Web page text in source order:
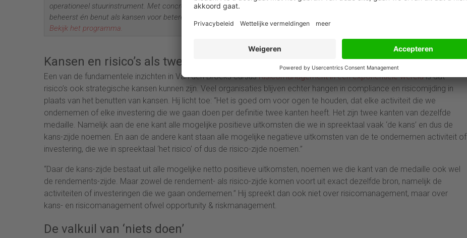
operationeel stuurinstrument. Met concrete tools, praktijkvoorbeelden en een interactieve casus ontdek je hoe je risico’s
beheerst én benut als kansen voor betere prestaties.
Bekijk het programma.
Kansen en risico’s als twee zijden van dezelfde medaille
Een van de fundamentele inzichten in Van den Broeks cursusRisicomanagement in een exponentiële wereldis dat
risico’s ook strategische kansen kunnen zijn. Veel organisaties blijven echter hangen in compliance en risicomijding in
plaats van het benutten van kansen. Hij licht toe: “Het is goed om voor ogen te houden, dat elke activiteit die we
ondernemen of elke investering die we gaan doen per definitie twee kanten heeft. Het zijn twee kanten van dezelfde
medaille. Namelijk aan de ene kant alle mogelijke positieve uitkomsten die we in spreektaal vaak ‘de kans’ en dus de
kans-zijde noemen. En aan de andere kant staan alle mogelijke negatieve uitkomsten van de te ondernemen activiteit of
investering, die we in spreektaal ‘het risico’ of dus de risico-zijde noemen.”
“Daar de kans-zijde bestaat uit alle mogelijke netto positieve uitkomsten, noemen we die kant van de medaille ook wel
de rendements-zijde. Maar zowel de rendement- als risico-zijde komen voort uit exact dezelfde bron, namelijk de
activiteiten of investeringen die we gaan ondernemen.” Hij spreekt dan ook niet over risicomanagement, maar over
kans- en risicomanagement ofwel opportunity & riskmanagement.
De valkuil van ‘niets doen’